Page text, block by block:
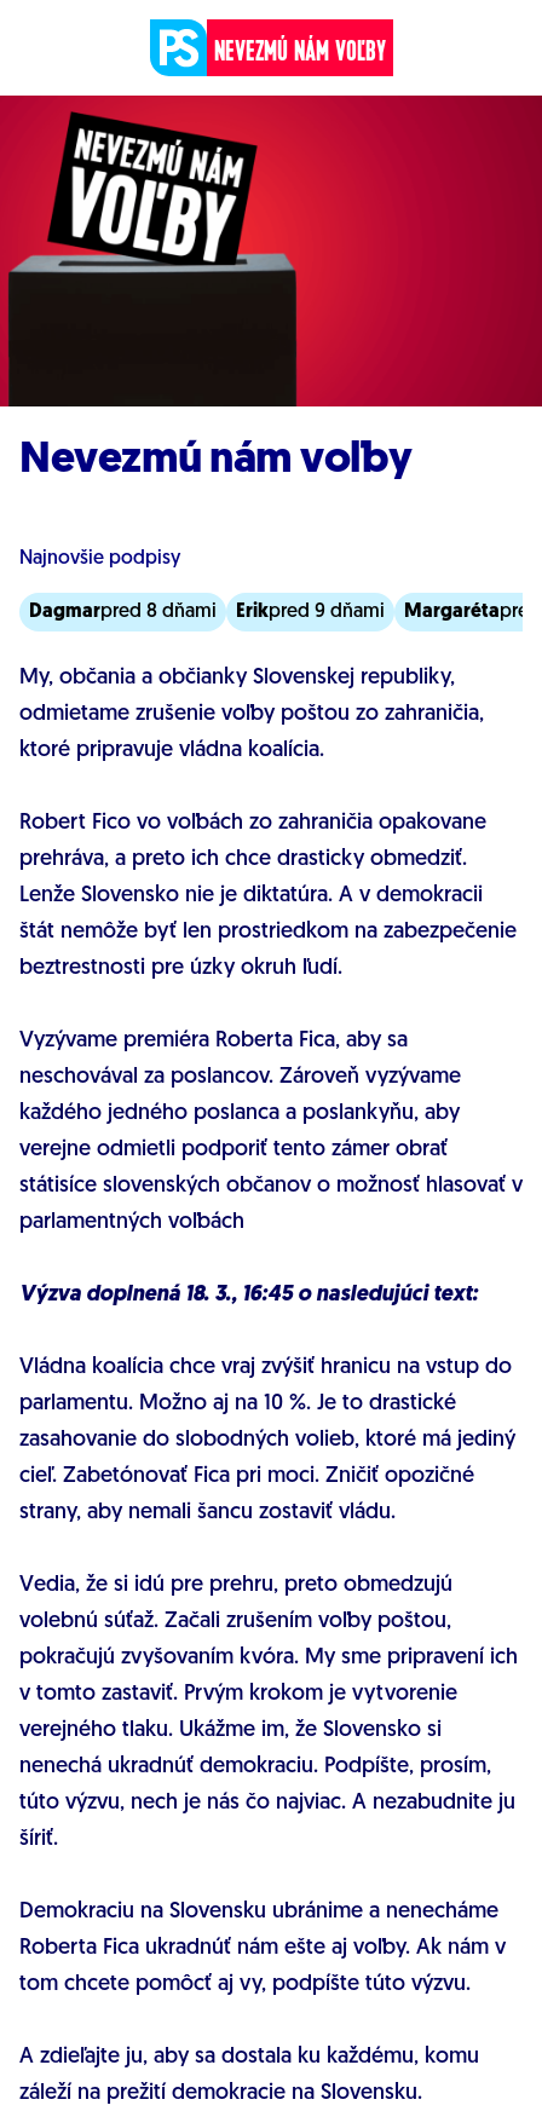
NEVEZMÚ NÁM VOĽBY
Nevezmú nám voľby
Najnovšie podpisy
Dagmarpred 8 dňami Erikpred 9 dňami Margaréta
My, občania a občianky Slovenskej republiky,
odmietame zrušenie voľby poštou zo zahraničia,
ktoré pripravuje vládna koalícia.
Robert Fico vo voľbách zo zahraničia opakovane
prehráva, a preto ich chce drasticky obmedziť.
Lenže Slovensko nie je diktatúra. A v demokracii
štát nemôže byť len prostriedkom na zabezpečenie
beztrestnosti pre úzky okruh ľudí.
Vyzývame premiéra Roberta Fica, aby sa
neschovával za poslancov. Zároveň vyzývame
každého jedného poslanca a poslankyňu, aby
verejne odmietli podporiť tento zámer obrať
státisíce slovenských občanov o možnosť hlasovať v
parlamentných voľbách
Výzva doplnená 18. 3., 16:45 o nasledujúci text:
Vládna koalícia chce vraj zvýšiť hranicu na vstup do
parlamentu. Možno aj na 10 %. Je to drastické
zasahovanie do slobodných volieb, ktoré má jediný
cieľ. Zabetónovať Fica pri moci. Zničiť opozičné
strany, aby nemali šancu zostaviť vládu.
Vedia, že si idú pre prehru, preto obmedzujú
volebnú súťaž. Začali zrušením voľby poštou,
pokračujú zvyšovaním kvóra. My sme pripravení ich
v tomto zastaviť. Prvým krokom je vytvorenie
verejného tlaku. Ukážme im, že Slovensko si
nenechá ukradnúť demokraciu. Podpíšte, prosím,
túto výzvu, nech je nás čo najviac. A nezabudnite ju
šíriť.
Demokraciu na Slovensku ubránime a nenecháme
Roberta Fica ukradnúť nám ešte aj voľby. Ak nám v
tom chcete pomôcť aj vy, podpíšte túto výzvu.
A zdieľajte ju, aby sa dostala ku každému, komu
záleží na prežití demokracie na Slovensku.